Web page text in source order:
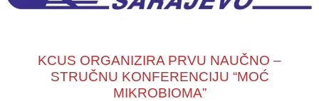
KCUS ORGANIZIRA PRVU NAUČNO –
STRUČNU KONFERENCIJU “MOĆ
MIKROBIOMA”